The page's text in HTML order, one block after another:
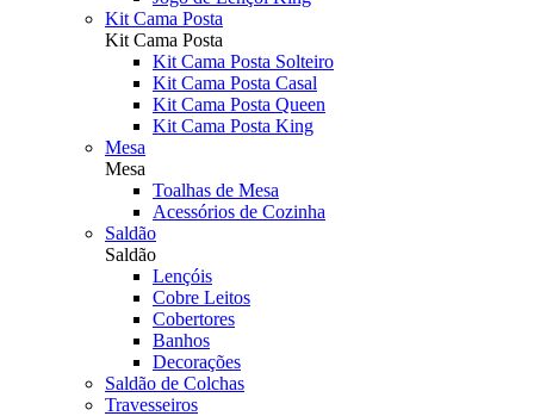
Kit Cama Posta
Kit Cama Posta
Kit Cama Posta Solteiro
Kit Cama Posta Casal
Kit Cama Posta Queen
Kit Cama Posta King
Mesa
Mesa
Toalhas de Mesa
Acessórios de Cozinha
Saldão
Saldão
Lençóis
Cobre Leitos
Cobertores
Banhos
Decorações
Saldão de Colchas
Travesseiros